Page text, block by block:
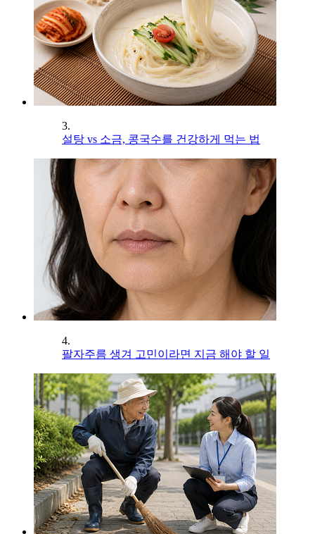
3.
설탕 vs 소금, 콩국수를 건강하게 먹는 법
4.
팔자주름 생겨 고민이라면 지금 해야 할 일